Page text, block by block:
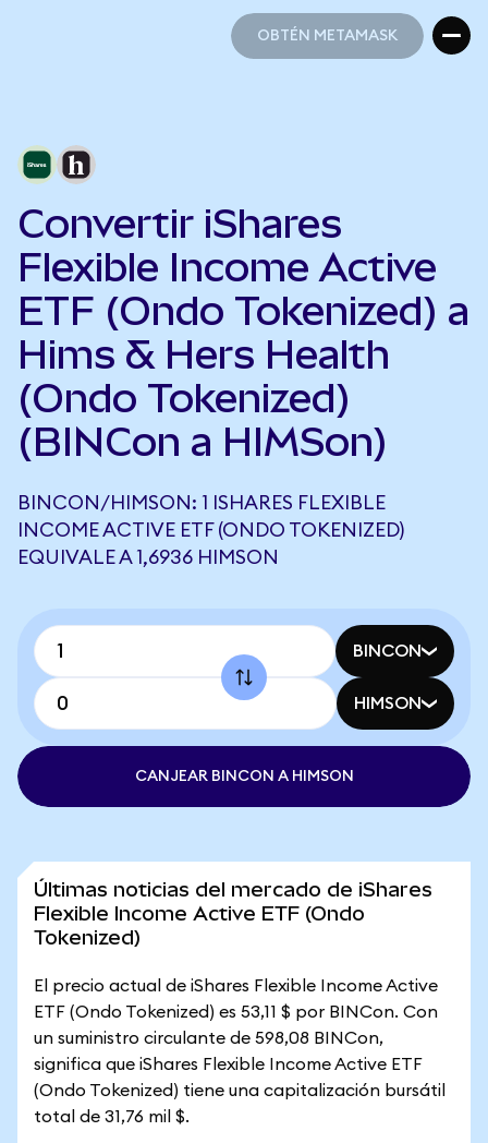
OBTÉN METAMASK
Convertir iShares
Flexible Income Active
ETF (Ondo Tokenized) a
Hims & Hers Health
(Ondo Tokenized)
(BINCon a HIMSon)
BINCON/HIMSON: 1 ISHARES FLEXIBLE
INCOME ACTIVE ETF (ONDO TOKENIZED)
EQUIVALE A 1,6936 HIMSON
BINCON
HIMSON
CANJEAR BINCON A HIMSON
Últimas noticias del mercado de iShares
Flexible Income Active ETF (Ondo
Tokenized)
El precio actual de iShares Flexible Income Active
ETF (Ondo Tokenized) es 53,11 $ por BINCon. Con
un suministro circulante de 598,08 BINCon,
significa que iShares Flexible Income Active ETF
(Ondo Tokenized) tiene una capitalización bursátil
total de 31,76 mil $.